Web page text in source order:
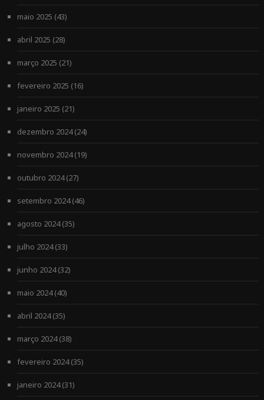
maio 2025 (43)
abril 2025 (28)
março 2025 (21)
fevereiro 2025 (16)
janeiro 2025 (21)
dezembro 2024(24)
novembro 2024(19)
outubro 2024(27)
setembro 2024(46)
agosto 2024(35)
julho 2024(33)
junho 2024(32)
maio 2024(40)
abril 2024(35)
março 2024(38)
fevereiro 2024(35)
janeiro 2024(31)